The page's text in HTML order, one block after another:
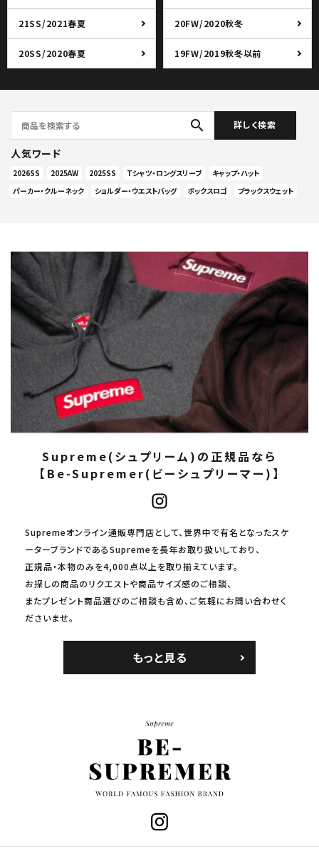
21SS/2021春夏 20FW/2020秋冬
20SS/2020春夏 19FW/2019秋冬以前
search 詳しく検索
人気ワード
2026SS 2025AW 2025SS Tシャツ・ロングスリーブ
キャップ・ハット
パーカー・クルーネック
ショルダー・ウエストバッグ ボックスロゴ ブラックスウェット
Supreme(シュプリーム)の正規品なら
【Be-Supremer(ビーシュプリーマー)】
Supremeオンライン通販専門店として、世界中で有名となったスケ
ーターブランドであるSupremeを長年お取り扱いしており、
正規品・本物のみを4,000点以上を取り揃えています。
お探しの商品のリクエストや商品サイズ感のご相談、
またプレゼント商品選びのご相談も含め、ご気軽にお問い合わせく
ださいませ。
もっと見る